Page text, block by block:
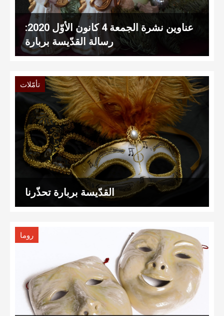
عناوين نشرة الجمعة 4 كانون الأوّل 2020:
رسالة القدّيسة بربارة
تأمّلات
القدّيسة بربارة تحذّرنا
روما